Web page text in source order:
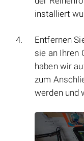
installiert
Entfernen
sie an Ihren
haben wir
zum
werden und